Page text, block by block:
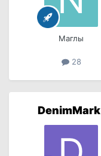
Маглы
28
DenimMark